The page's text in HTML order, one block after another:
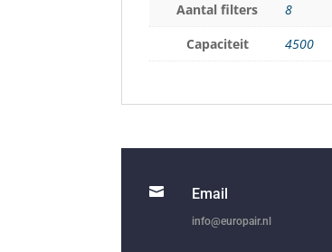
Aantal filters
8
Capaciteit
4500
 Email
info@europair.nl